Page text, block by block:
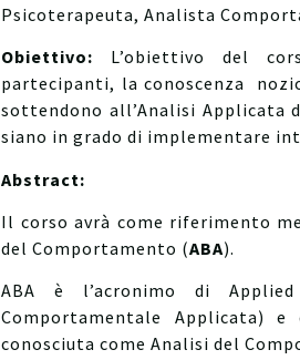
Psicoterapeuta, Analista
Obiettivo: L’obiettivo del
partecipanti, la conoscenza
sottendono all’Analisi Applicata
siano in grado di implementare
Abstract:
Il corso avrà come riferimento
del Comportamento (ABA).
ABA è l’acronimo di
Comportamentale Applicata)
conosciuta come Analisi del